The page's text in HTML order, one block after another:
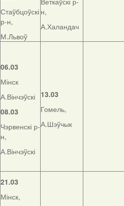
Стаўбцоўскі
р-н,
М.Львоў
н,
А.Халандач
06.03
Мінск
А.Вінчэўскі
08.03
Чэрвенскі р-
н,
А.Вінчэўскі
13.03
Гомель,
А.Шэўчык
21.03
Мінск,